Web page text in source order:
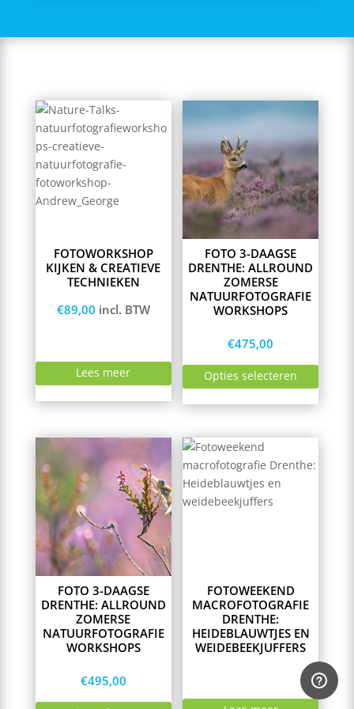
FOTOWORKSHOP
KIJKEN & CREATIEVE
TECHNIEKEN
€89,00 incl. BTW
Lees meer
FOTO 3-DAAGSE
DRENTHE: ALLROUND
ZOMERSE
NATUURFOTOGRAFIE
WORKSHOPS
€475,00
Opties selecteren
product
has
multiple
variants.
The
options
may
chosen
on
FOTO 3-DAAGSE
DRENTHE: ALLROUND
ZOMERSE
NATUURFOTOGRAFIE
WORKSHOPS
€495,00
This
product
has
multiple
variants.
The
options
may
chosen
on
FOTOWEEKEND
MACROFOTOGRAFIE
DRENTHE:
HEIDEBLAUWTJES EN
WEIDEBEEKJUFFERS